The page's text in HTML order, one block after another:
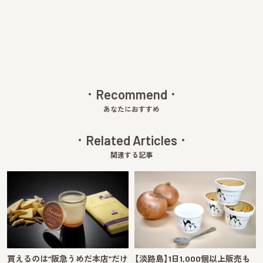
Recommend
あなたにおすすめ
Related Articles
関連する記事
買えるのは“阪急うめだ本店”だけ
【淡路島】1日1,000個以上販売も